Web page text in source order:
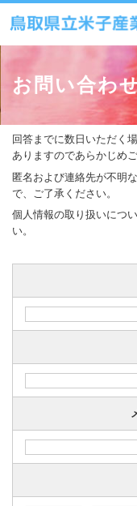
お問い合わ
回答までに数日いただく
ありますのであらかじめ
匿名および連絡先が不明
で、ご了承ください。
個人情報の取り扱いにつ
い。